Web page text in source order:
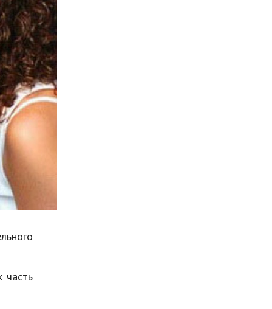
Строительство
Культура и общество
Мода и стиль
Бизнес
Хобби и развлечения
Финансы
Юриспруденция
Природа
Образование
Наука и технологии
часть